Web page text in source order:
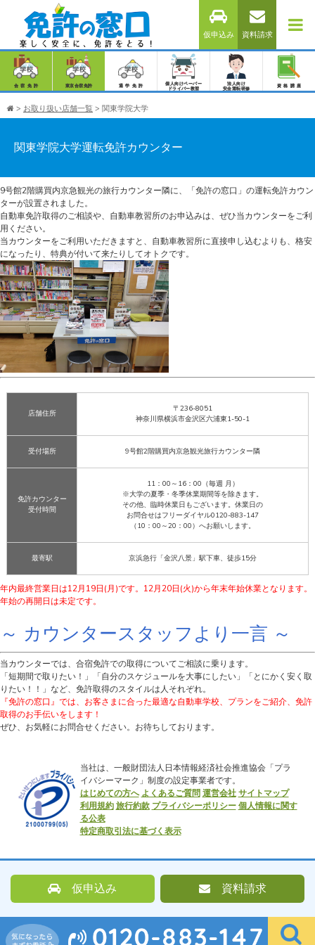
仮申込み 資料請求
合宿免許 東京合宿免許 通学免許
個人向けペーパー
ドライバー教習
法人向け
安全運転研修
資格講座
> お取り扱い店舗一覧 > 関東学院大学
関東学院大学運転免許カウンター
9号館2階購買内京急観光の旅行カウンター隣に、「免許の窓口」の運転免許カウン
ターが設置されました。
自動車免許取得のご相談や、自動車教習所のお申込みは、ぜひ当カウンターをご利
用ください。
当カウンターをご利用いただきますと、自動車教習所に直接申し込むよりも、格安
になったり、特典が付いて来たりしてオトクです。
店舗住所
〒236-8051
神奈川県横浜市金沢区六浦東1-50-1
受付場所 9号館2階購買内京急観光旅行カウンター隣
免許カウンター
受付時間
11：00～16：00（毎週 月）
※大学の夏季・冬季休業期間等を除きます。
その他、臨時休業日もございます。休業日の
お問合せはフリーダイヤル0120-883-147
​（10：00～20：00）へお願いします。
最寄駅 京浜急行「金沢八景」駅下車、徒歩15分
年内最終営業日は12月19日(月)です。12月20日(火)から年末年始休業となります。
年始の再開日は未定です。
～ カウンタースタッフより一言 ～
当カウンターでは、合宿免許での取得についてご相談に乗ります。
「短期間で取りたい！」「自分のスケジュールを大事にしたい」「とにかく安く取
りたい！！」など、免許取得のスタイルは人それぞれ。
『免許の窓口』では、お客さまに合った最適な自動車学校、プランをご紹介、免許
取得のお手伝いをします！
ぜひ、お気軽にお問合せください。お待ちしております。
当社は、一般財団法人日本情報経済社会推進協会「プラ
イバシーマーク」制度の設定事業者です。
はじめての方へ よくあるご質問 運営会社 サイトマップ
利用規約 旅行約款 プライバシーポリシー 個人情報に関す
る公表
特定商取引法に基づく表示
仮申込み 資料請求